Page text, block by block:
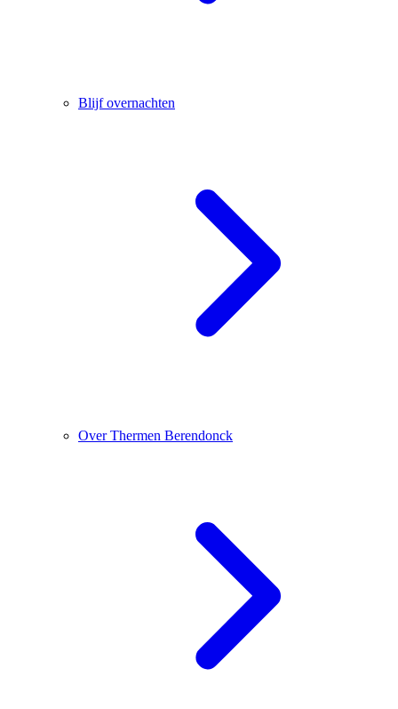
Blijf overnachten
Over Thermen Berendonck